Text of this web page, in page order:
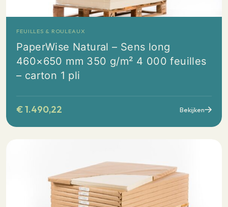
FEUILLES & ROULEAUX
PaperWise Natural – Sens long
460×650 mm 350 g/m² 4 000 feuilles
– carton 1 pli
€1.490,22 Bekijken